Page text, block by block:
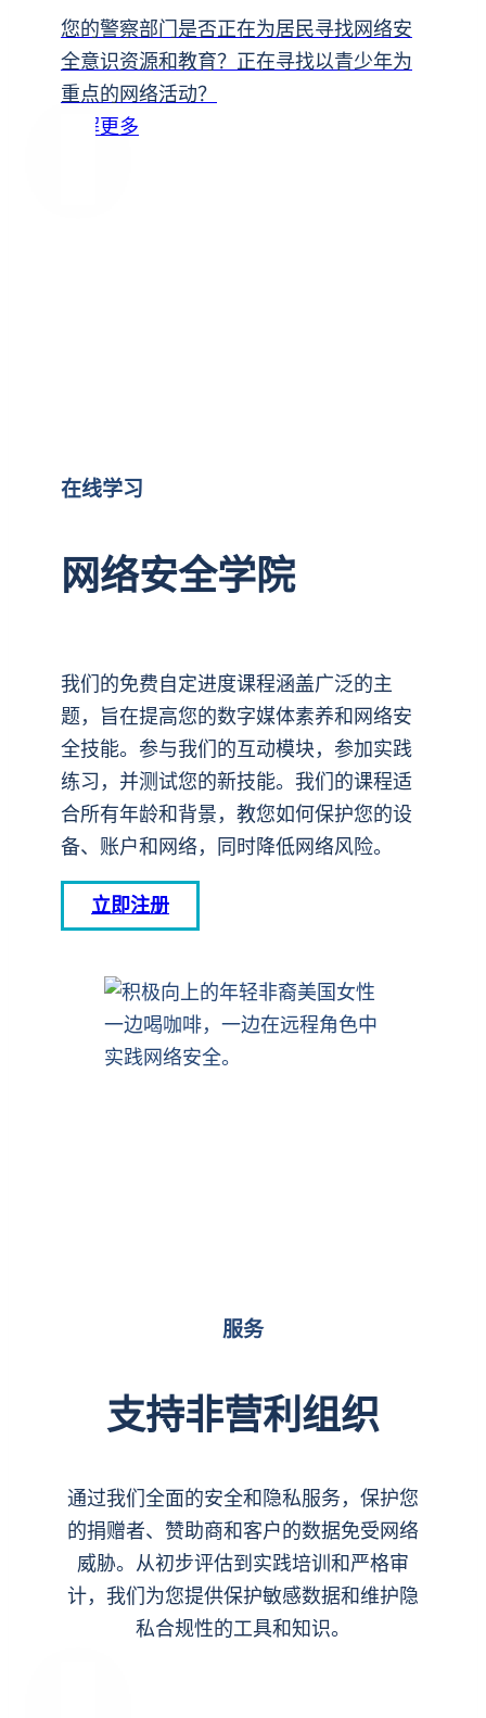
您的警察部门是否正在为居民寻找网络安
全意识资源和教育？正在寻找以青少年为
重点的网络活动？
了解更多
在线学习
网络安全学院
我们的免费自定进度课程涵盖广泛的主
题，旨在提高您的数字媒体素养和网络安
全技能。参与我们的互动模块，参加实践
练习，并测试您的新技能。我们的课程适
合所有年龄和背景，教您如何保护您的设
备、账户和网络，同时降低网络风险。
立即注册
服务
支持非营利组织
通过我们全面的安全和隐私服务，保护您
的捐赠者、赞助商和客户的数据免受网络
威胁。从初步评估到实践培训和严格审
计，我们为您提供保护敏感数据和维护隐
私合规性的工具和知识。